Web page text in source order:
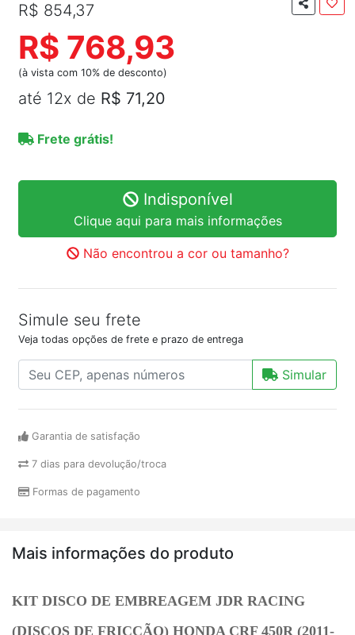
R$ 854,37
R$ 768,93
(à vista com 10% de desconto)
até 12x de R$ 71,20
Frete grátis!
Indisponível
Clique aqui para mais informações
Não encontrou a cor ou tamanho?
Simule seu frete
Veja todas opções de frete e prazo de entrega
Simular
Garantia de satisfação
7 dias para devolução/troca
Formas de pagamento
Mais informações do produto
KIT DISCO DE EMBREAGEM JDR RACING
(DISCOS DE FRICÇÃO) HONDA CRF 450R (2011-